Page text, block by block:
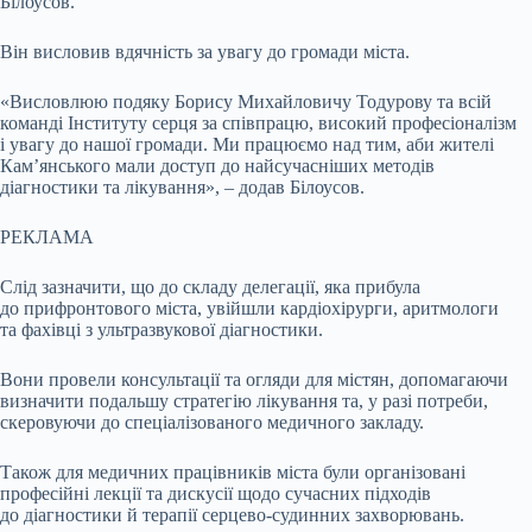
Він висловив вдячність за увагу до громади міста.
«Висловлюю подяку Борису Михайловичу Тодурову та всій
команді Інституту серця за співпрацю, високий професіоналізм
і увагу до нашої громади. Ми працюємо над тим, аби жителі
Кам’янського мали доступ до найсучасніших методів
діагностики та лікування», – додав Білоусов.
РЕКЛАМА
Слід зазначити, що до складу делегації, яка прибула
до прифронтового міста, увійшли кардіохірурги, аритмологи
та фахівці з ультразвукової діагностики.
Вони провели консультації та огляди для містян, допомагаючи
визначити подальшу стратегію лікування та, у разі потреби,
скеровуючи до спеціалізованого медичного закладу.
Також для медичних працівників міста були організовані
професійні лекції та дискусії щодо сучасних підходів
до діагностики й терапії серцево-судинних захворювань.